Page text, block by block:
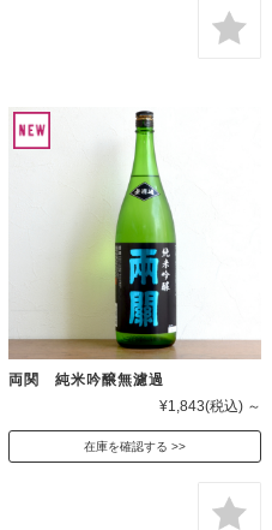
両関 純米吟醸無濾過
¥1,843(税込) ～
在庫を確認する